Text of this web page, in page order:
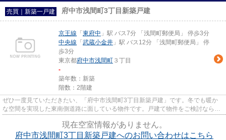
売買｜新築一戸建 府中市浅間町3丁目新築戸建
京王線 「 東府中 」駅 バス7分 「浅間町郵便局」 停歩3分
中央線 「 武蔵小金井 」駅 バス12分 「浅間町郵便局」 停
歩3分
東京都府中市浅間町 ３丁目
-
築年数：新築
階数：2階建
ぜひ一度見ていただきたい、「府中市浅間町3丁目新築戸建」です。冬でも暖か
な空間を実現した東南側道路に面している物件です。戸建て物件をご検討なら、
現在空室情報がありません。
府中市浅間町3丁目新築戸建へのお問い合わせはこちら